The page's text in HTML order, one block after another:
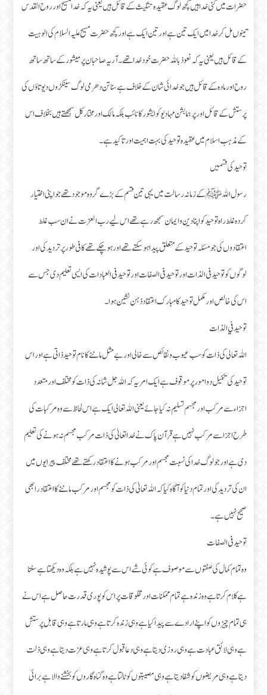
حضرات میں کئی خدا ہیں کچھ لوگ عقیدہ تثلیث کے قائل ہیں یعنی یہ کہ خدا مسیح اور روح القدس
تینوں مل کر خدا میں ایک تین ہے اور تین ایک ہے اور کچھ حضرت مسیح علیہ السلام کی الوہیت
کے قائل ہیں یعنی یہ کہ نعوذ باللہ حضرت خود خدا تھے۔ آریہ صاحبان پرمیشور کے ساتھ ساتھ
روح اور مادہ کے قائل ہیں جو خدائی شان کے خلاف ہے سناتن دھرمی لوگ سینکڑوں دیوتاؤں کی
پرستش کے قائل اور پرہمابشن مہادیو کو ایشور کا نائب بلکہ مالک اور مختار کل سمجھتے ہیں بخلاف اس
کے مذہب اسلام میں عقیدہ توحید کی بہت اہمیت اور تاکید ہے۔
توحید کی قسمیں
رسول اللہﷺ کے زمانہ رسالت میں یہی تین قسم کے بڑے گروہ موجود تھے جو اپنی اختیار
کردہ غلط راہ توحید کو اپنا دین وایمان سمجھ رہے تھے اس لیے رب العزت نے ان سب غلط
اعتقادوں کی جو مسئلہ توحید کے متعلق پیدا ہو سکتے تھے اور ہو چکے تھے کافی طور پر تردید کی اور
لوگوں کو تو حید فی الذات اور توحید فی الصفات اور توحید فی العبادات کی ایسی تعلیم دی جس سے
اس کی خالص اور مکمل تو حید کا مبارک اعتقاد ذہن نشین ہوا۔
توحيد في الذات
اللہ تعالی کی ذات کو سب عیوب ونقائص سے خالی اور بے مثل ماننے کا نام تو حید ذاتی ہے اور اس
توحید کی تکمیل دو امور پر موقوف ہے ایک امر یہ کہ اللہ جل شانہ کی ذات کو مختلف اور متعدد
اجزاء سے مرکب اور مجسم تسلیم نہ کیا جائے یعنی اللہ تعالی ایک ہے اس لحاظ سے وہ مرکبات کی
طرح اجزا سے مرکب نہیں ہے قرآن پاک نے خدا تعالیٰ کی ذات مرکب مجسم نہ ہونے کی تعلیم
دی ہے اور جو لوگ خدا کی نسبت مجسم اور مرکب ہونے کا اعتقاد رکھتے تھے مختلف پیرایوں میں
ان کی تردید کی اور تمام دنیا کو آگاہ کیا کہ اللہ تعالیٰ کی ذات کو مجسم اور مرکب ماننے کا اعتقاد را بھی
صحیح نہیں ہے۔
توحید فی الصفات
وہ تمام کمال کی صفتوں سے موصوف ہے کوئی شے اس سے پوشیدہ نہیں ہے بلکہ وہ دیکھتا ہے سنتا
ہے کلام کرتا ہے وہ زندہ ہے تمام ممکنات اور مخلوقات پر اس کو پوری قدرت حاصل ہے اس نے
ہی تمام چیزوں کو اپنے ارادے سے پیدا کیا ہے وہی زندہ کرتا ہے وہی مارتا ہے وہی قابل پرستش
ہے وہی لائق عبادت ہے وہی روزی دیتا ہے وہی دعا قبول کرتا ہے وہی عزت دیتا ہے وہی ذلت
دیتا ہے وہی مریضوں کو شفا دیتا ہے وہی مصیبتوں کو ٹالتا ہے وہ گناہ گاروں کو بخشنے والا ہے برائی